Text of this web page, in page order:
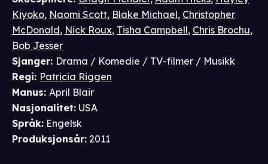
Kiyoko, Naomi Scott, Blake Michael, Christopher
McDonald, Nick Roux, Tisha Campbell, Chris Brochu,
Bob Jesser
Sjanger: Drama / Komedie / TV-filmer / Musikk
Regi: Patricia Riggen
Manus: April Blair
Nasjonalitet: USA
Språk: Engelsk
Produksjonsår: 2011